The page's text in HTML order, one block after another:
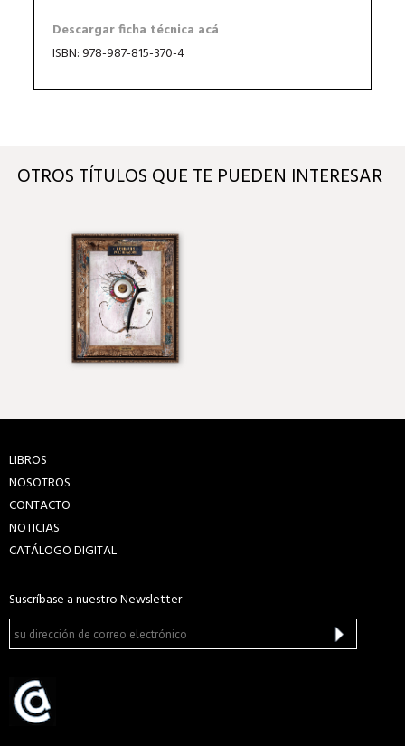
Descargar ficha técnica acá
ISBN: 978-987-815-370-4
OTROS TÍTULOS QUE TE PUEDEN INTERESAR
LIBROS
NOSOTROS
CONTACTO
NOTICIAS
CATÁLOGO DIGITAL
Suscríbase a nuestro Newsletter